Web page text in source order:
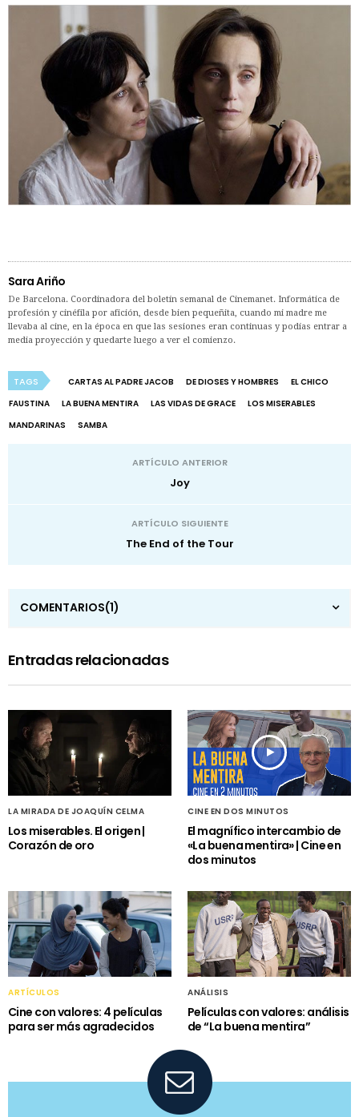
Sara Ariño
De Barcelona. Coordinadora del boletín semanal de Cinemanet. Informática de
profesión y cinéfila por afición, desde bien pequeñita, cuando mi madre me
llevaba al cine, en la época en que las sesiones eran continuas y podías entrar a
media proyección y quedarte luego a ver el comienzo.
TAGS CARTAS AL PADRE JACOB DE DIOSES Y HOMBRES
EL CHICO
FAUSTINA
LA BUENA MENTIRA LAS VIDAS DE GRACE
LOS MISERABLES
MANDARINAS
SAMBA
ARTÍCULO ANTERIOR
Joy
ARTÍCULO SIGUIENTE
The End of the Tour
COMENTARIOS(1)
Entradas relacionadas
LA MIRADA DE JOAQUÍN CELMA
Los miserables. El origen |
Corazón de oro
CINE EN DOS MINUTOS
El magnífico intercambio de
«La buena mentira» | Cine en
dos minutos
ARTÍCULOS
Cine con valores: 4 películas
para ser más agradecidos
ANÁLISIS
Películas con valores: análisis
de “La buena mentira”